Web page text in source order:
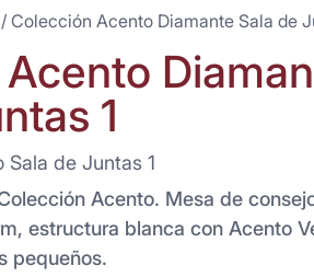
/ Colección Acento Diamante Sala de
1
Sala de Juntas 1
Acento. Mesa de
estructura blanca con Acento
pequeños.